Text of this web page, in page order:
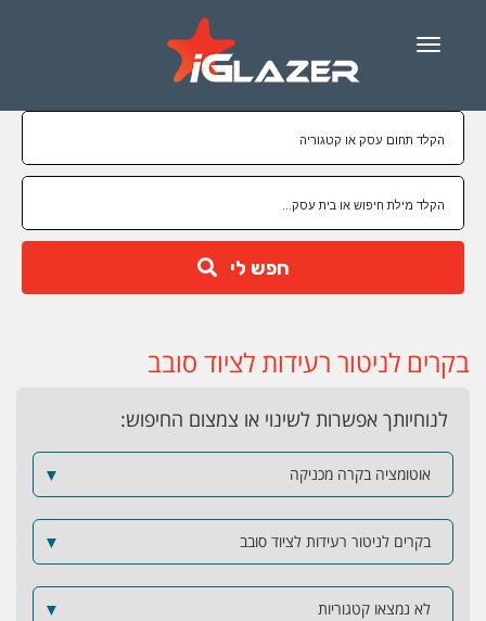
Menu
חפש לי
בקרים לניטור רעידות לציוד סובב
לנוחיותך אפשרות לשינוי או צמצום החיפוש:
אוטומציה בקרה מכניקה ▼
בקרים לניטור רעידות לציוד סובב ▼
לא נמצאו קטגוריות ▼